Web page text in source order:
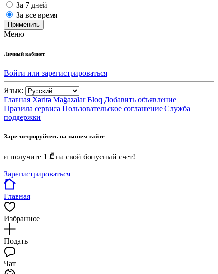
За 7 дней
За все время
Применить
Меню
Личный кабинет
Войти или зарегистрироваться
Язык:
Главная Xəritə Mağazalar Bloq Добавить объявление
Правила сервиса Пользовательское соглашение Служба
поддержки
Зарегистрируйтесь на нашем сайте
и получите 1 ₾ на свой бонусный счет!
Зарегистрироваться
Главная
Избранное
Подать
Чат